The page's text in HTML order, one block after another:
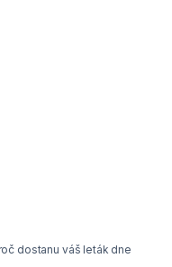
dostanu váš leták dne